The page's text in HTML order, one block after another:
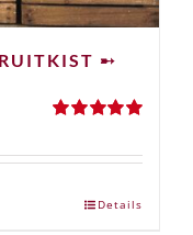
➸
5.00uit 5
Details